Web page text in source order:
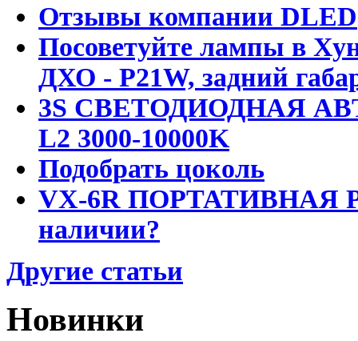
Отзывы компании DLED
Посоветуйте лампы в
ДХО - P21W, задний
3S СВЕТОДИОДНАЯ
L2 3000-10000K
Подобрать цоколь
VX-6R ПОРТАТИВНАЯ
наличии?
Другие статьи
Новинки